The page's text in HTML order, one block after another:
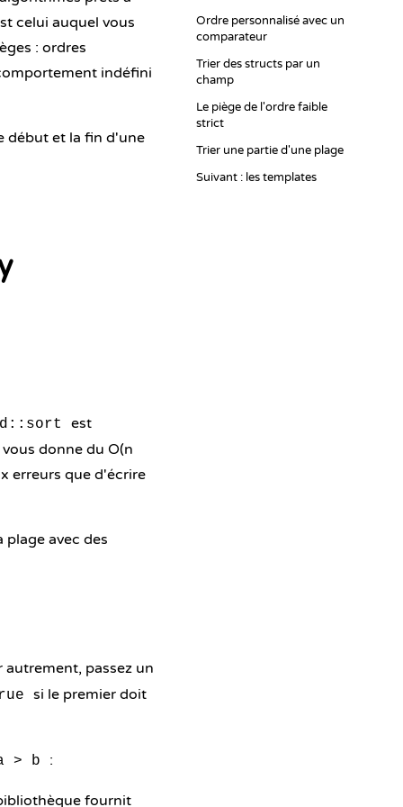
celui auquel vous
: ordres
indéfini
début et la fin d'une
est
donne du O(n
erreurs que d'écrire
avec des
autrement, passez un
si le premier doit
> b :
fournit
Ordre personnalisé avec un
comparateur
Trier des structs par un
champ
Le piège de l'ordre faible
strict
Trier une partie d'une plage
Suivant : les templates